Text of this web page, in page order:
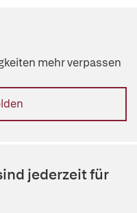
mehr verpassen
jederzeit für